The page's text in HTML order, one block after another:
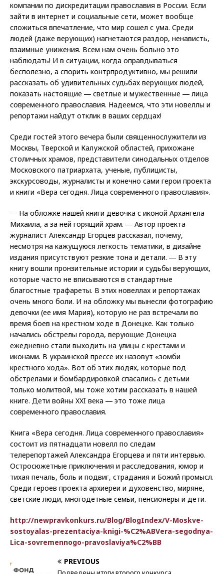
компании по дискредитации православия в России. Если
зайти в интернет и социальные сети, может вообще
сложиться впечатление, что мир сошел с ума. Среди
людей (даже верующих) нагнетаются раздор, ненависть,
взаимные унижения. Всем нам очень больно это
наблюдать! И в ситуации, когда оправдываться
бесполезно, а спорить контрпродуктивно, мы решили
рассказать об удивительных судьбах верующих людей,
показать настоящие ― светлые и мужественные ― лица
современного православия. Надеемся, что эти новеллы и
репортажи найдут отклик в ваших сердцах!
Среди гостей этого вечера были священнослужители из
Москвы, Тверской и Калужской областей, прихожане
столичных храмов, представители синодальных отделов
Московского патриархата, ученые, публицисты,
экскурсоводы, журналисты и конечно сами герои проекта
и книги «Вера сегодня. Лица современного православия».
― На обложке нашей книги девочка с иконой Архангела
Михаила, а за ней горящий храм. ― Автор проекта
журналист Александр Егорцев рассказал, почему,
несмотря на кажущуюся легкость тематики, в дизайне
издания присутствуют резкие тона и детали. ― В эту
книгу вошли пронзительные истории и судьбы верующих,
которые часто не вписываются в стандартные
благостные трафареты. В этих новеллах и репортажах
очень много боли. И на обложку мы вынесли фотографию
девочки (ее имя Мария), которую не раз встречали во
время боев на крестном ходе в Донецке. Как только
начались обстрелы города, верующие Донецка
ежедневно стали выходить на улицы с крестами и
иконами. В украинской прессе их назовут «зомби
крестного хода». Вот об этих людях, которые под
обстрелами и бомбардировкой спасались с детьми
только молитвой, мы тоже хотим рассказать в нашей
книге. Дети войны XXI века ― это тоже лица
современного православия.
Книга «Вера сегодня. Лица современного православия»
состоит из пятнадцати новелл по следам
телерепортажей Александра Егорцева и пяти интервью.
Остросюжетные приключения и расследования, юмор и
тихая печаль, боль и подвиг, страдания и Божий промысл.
Среди героев проекта архиереи и духовенство, миряне,
светские люди, многодетные семьи, пенсионеры и дети.
http://newpravkonkurs.ru/Blog/BlogIndex/V-Moskve-
sostoyalas-prezentaciya-knigi-%C2%ABVera-segodnya-
Lica-sovremennogo-pravoslaviya%C2%BB
PREVIOUS